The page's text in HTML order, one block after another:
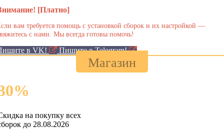
[Платно]
вам требуется помощь с установкой сборок и их настройкой —
с нами. Мы всегда готовы помочь!
в VK! Пишите в Telegram!
Магазин
%
на покупку всех
до 28.08.2026